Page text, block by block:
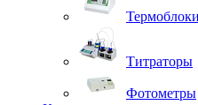
Термоблоки
Титраторы
Фотометры